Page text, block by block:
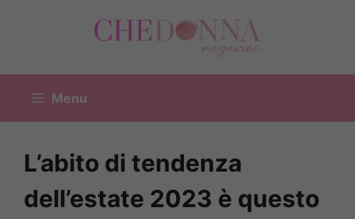
Menu
L’abito di tendenza
dell’estate 2023 è questo